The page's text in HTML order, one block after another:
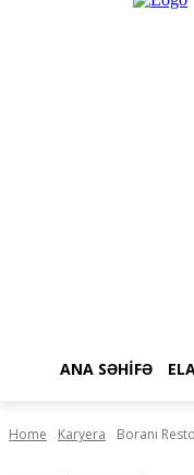
ANA SƏHIFƏ
Home Karyera Boranı